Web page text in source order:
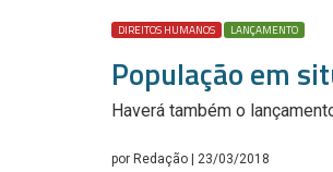
DIREITOS HUMANOS LANÇAMENTO
População em
Haverá também o
por Redação | 23/03/2018